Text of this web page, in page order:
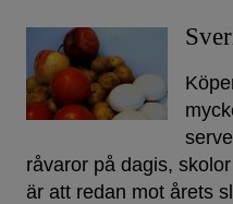
råvaror på dagis,
är att redan mot årets